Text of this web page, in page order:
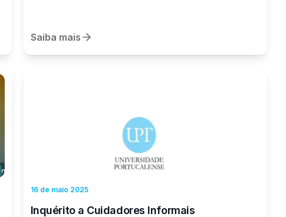
Saiba mais
16 de maio 2025
Inquérito a Cuidadores Informais